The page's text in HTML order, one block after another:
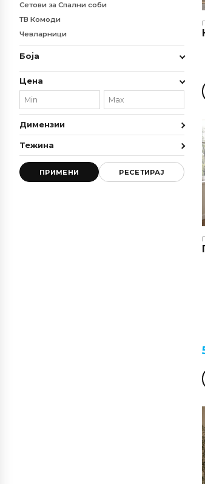
Сетови за Спални соби
ТВ Комоди
Чевларници
Боја
Цена
Димензии
Тежина
ПРИМЕНИ РЕСЕТИРАЈ